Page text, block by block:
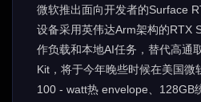
微软推出面向开发者的Surface
设备采用英伟达Arm架构的RTX
作负载和本地AI任务，替代高通
Kit，将于今年晚些时候在美国微
100 - watt热 envelope、128GB